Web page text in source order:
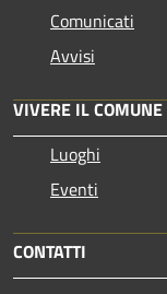
Comunicati
Avvisi
VIVERE IL COMUNE
Luoghi
Eventi
CONTATTI